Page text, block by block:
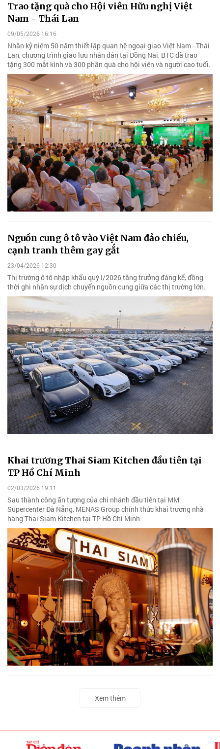
Trao tặng quà cho Hội viên Hữu nghị Việt
Nam - Thái Lan
09/05/2026 16:16
Nhân kỷ niệm 50 năm thiết lập quan hệ ngoại giao Việt Nam - Thái
Lan, chương trình giao lưu nhân dân tại Đồng Nai, BTC đã trao
tặng 300 mắt kính và 300 phần quà cho hội viên và người cao tuổi.
Nguồn cung ô tô vào Việt Nam đảo chiều,
cạnh tranh thêm gay gắt
23/04/2026 12:30
Thị trường ô tô nhập khẩu quý I/2026 tăng trưởng đáng kể, đồng
thời ghi nhận sự dịch chuyển nguồn cung giữa các thị trường lớn.
Khai trương Thai Siam Kitchen đầu tiên tại
TP Hồ Chí Minh
02/03/2026 19:11
Sau thành công ấn tượng của chi nhánh đầu tiên tại MM
Supercenter Đà Nẵng, MENAS Group chính thức khai trương nhà
hàng Thai Siam Kitchen tại TP Hồ Chí Minh
Xem thêm